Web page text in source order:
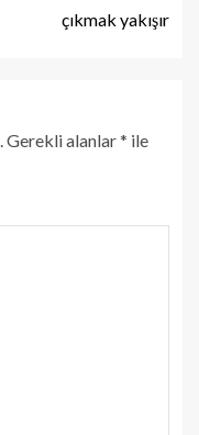
çıkmak yakışır
Gerekli alanlar* ile